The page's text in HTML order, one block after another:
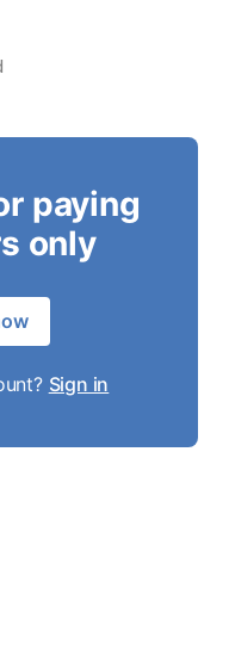
paying
only
Sign in